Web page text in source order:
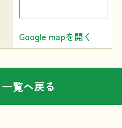
Google mapを開く
一覧へ戻る